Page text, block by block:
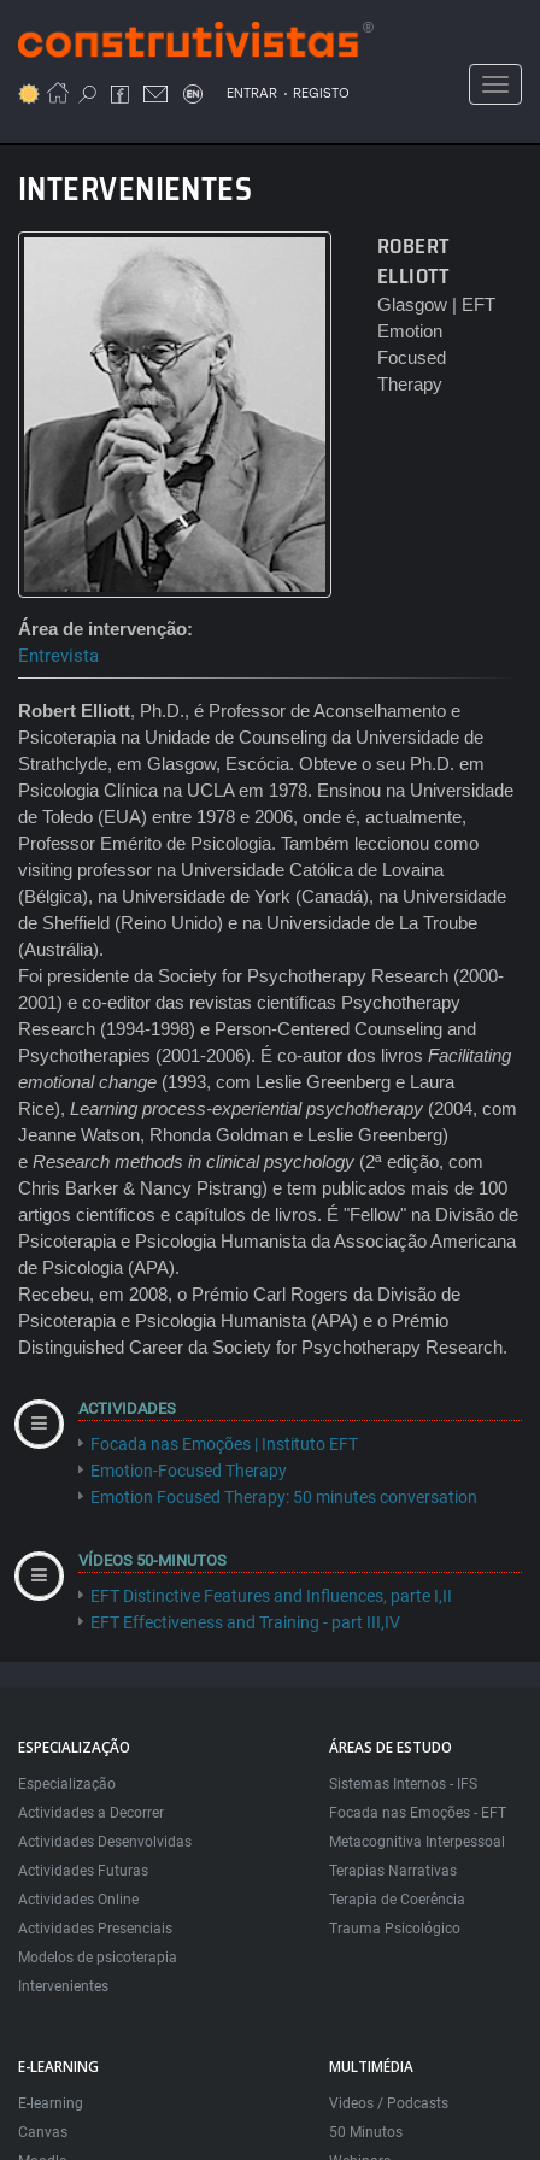
para
conteúdo
ENTRAR . REGISTO
INTERVENIENTES
ROBERT
ELLIOTT
Glasgow | EFT
Área de intervenção
Emotion
Focused
Therapy
Entrevista
Robert Elliott, Ph.D., é Professor de Aconselhamento e
Psicoterapia na Unidade de Counseling da Universidade de
Strathclyde, em Glasgow, Escócia. Obteve o seu Ph.D. em
Psicologia Clínica na UCLA em 1978. Ensinou na Universidade
de Toledo (EUA) entre 1978 e 2006, onde é, actualmente,
Professor Emérito de Psicologia. Também leccionou como
visiting professor na Universidade Católica de Lovaina
(Bélgica), na Universidade de York (Canadá), na Universidade
de Sheffield (Reino Unido) e na Universidade de La Troube
(Austrália).
Foi presidente da Society for Psychotherapy Research (2000-
2001) e co-editor das revistas científicas Psychotherapy
Research (1994-1998) e Person-Centered Counseling and
Psychotherapies (2001-2006). É co-autor dos livros Facilitating
emotional change (1993, com Leslie Greenberg e Laura
Rice), Learning process-experiential psychotherapy (2004, com
Jeanne Watson, Rhonda Goldman e Leslie Greenberg)
e Research methods in clinical psychology (2ª edição, com
Chris Barker & Nancy Pistrang) e tem publicados mais de 100
artigos científicos e capítulos de livros. É "Fellow" na Divisão de
Psicoterapia e Psicologia Humanista da Associação Americana
de Psicologia (APA).
Recebeu, em 2008, o Prémio Carl Rogers da Divisão de
Psicoterapia e Psicologia Humanista (APA) e o Prémio
Distinguished Career da Society for Psychotherapy Research.
ACTIVIDADES
Focada nas Emoções | Instituto EFT
Emotion-Focused Therapy
Emotion Focused Therapy: 50 minutes conversation
VÍDEOS 50-MINUTOS
EFT Distinctive Features and Influences, parte I,II
EFT Effectiveness and Training - part III,IV
ESPECIALIZAÇÃO
Especialização
Actividades a Decorrer
Actividades Desenvolvidas
Actividades Futuras
Actividades Online
Actividades Presenciais
Modelos de psicoterapia
Intervenientes
ÁREAS DE ESTUDO
Sistemas Internos - IFS
Focada nas Emoções - EFT
Metacognitiva Interpessoal
Terapias Narrativas
Terapia de Coerência
Trauma Psicológico
E-LEARNING
E-learning
Canvas
MULTIMÉDIA
Videos / Podcasts
50 Minutos